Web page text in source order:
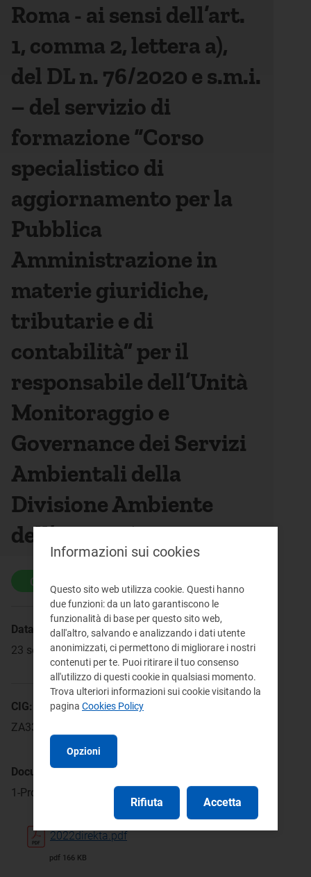
Roma - ai sensi dell’art.
1, comma 2, lettera a),
del DL n. 76/2020 e s.m.i.
– del servizio di
formazione “Corso
specialistico di
aggiornamento per la
Pubblica
Amministrazione in
materie giuridiche,
tributarie e di
contabilità” per il
responsabile dell’Unità
Monitoraggio e
Governance dei Servizi
Ambientali della
Divisione Ambiente
dell’Autorità
Conclusa
Data di pubblicazione:
23 settembre 2022
CIG:
ZA335DEB5D
Documenti di gara:
1-Provvedimenti
2022direkta.pdf
pdf 166 KB
Informazioni sui cookies
Questo sito web utilizza cookie. Questi hanno
due funzioni: da un lato garantiscono le
funzionalità di base per questo sito web,
dall'altro, salvando e analizzando i dati utente
anonimizzati, ci permettono di migliorare i nostri
contenuti per te. Puoi ritirare il tuo consenso
all'utilizzo di questi cookie in qualsiasi momento.
Trova ulteriori informazioni sui cookie visitando la
pagina Cookies Policy
Opzioni
Rifiuta Accetta